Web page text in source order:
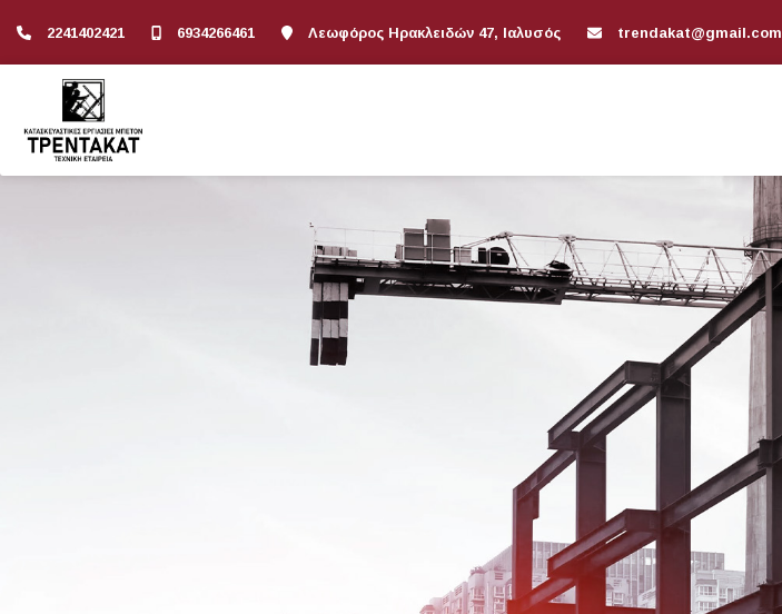
2241402421 6934266461 Λεωφόρος Ηρακλειδών 47, Ιαλυσός trendakat@gmail.com